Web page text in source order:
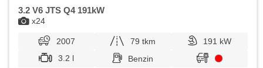
x24
3.2 V6 JTS Q4 191kW
2007 79 tkm
191 kW
3.2 l
Benzin